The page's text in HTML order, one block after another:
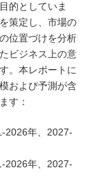
的としていま
策定し、市場の
位置づけを分析
ビジネス上の意
。本レポートに
および予測が含
す：
2026年、2027-
2026年、2027-